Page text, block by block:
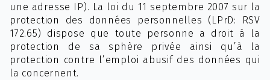
une adresse IP). La loi du 11 septembre 2007 sur la
protection des données personnelles (LPrD: RSV
172.65) dispose que toute personne a droit à la
protection de sa sphère privée ainsi qu’à la
protection contre l’emploi abusif des données qui
la concernent.